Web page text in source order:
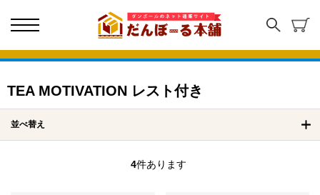
TEA MOTIVATION レスト付き
並べ替え
4件あります